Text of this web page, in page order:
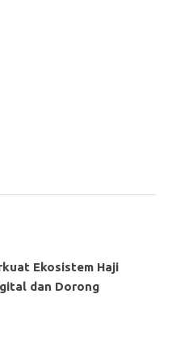
Ekosistem Haji
dan Dorong